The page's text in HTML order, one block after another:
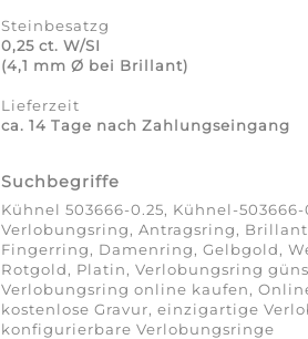
Steinbesatzg
0,25 ct. W/SI
(4,1 mm Ø bei Brillant)
Lieferzeit
ca. 14 Tage nach Zahlungseingang
Suchbegriffe
Kühnel 503666-0.25, Kühnel-503666-
Verlobungsring, Antragsring,
Fingerring, Damenring, Gelbgold,
Rotgold, Platin, Verlobungsring
Verlobungsring online kaufen,
kostenlose Gravur, einzigartige
konfigurierbare Verlobungsringe